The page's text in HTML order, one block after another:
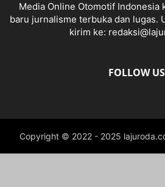
Media Online Otomotif Indonesia
baru jurnalisme terbuka dan lugas.
kirim ke:
FOLLOW US
Copyright © 2022 - 2025